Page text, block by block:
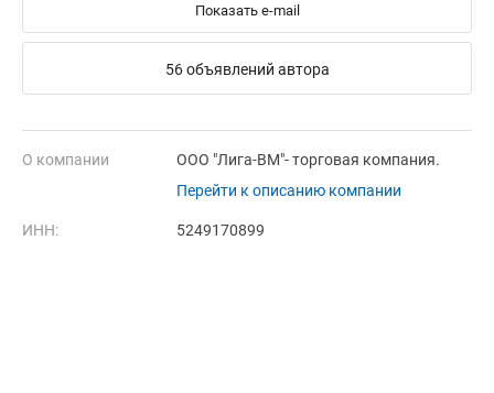
Показать e-mail
56 объявлений автора
О компании
ООО "Лига-ВМ"- торговая компания.
Перейти к описанию компании
ИНН: 5249170899